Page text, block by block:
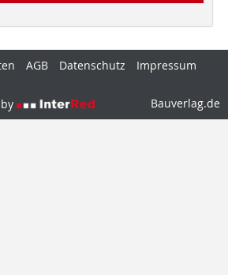
AGB Datenschutz
Impressum
Bauverlag.de